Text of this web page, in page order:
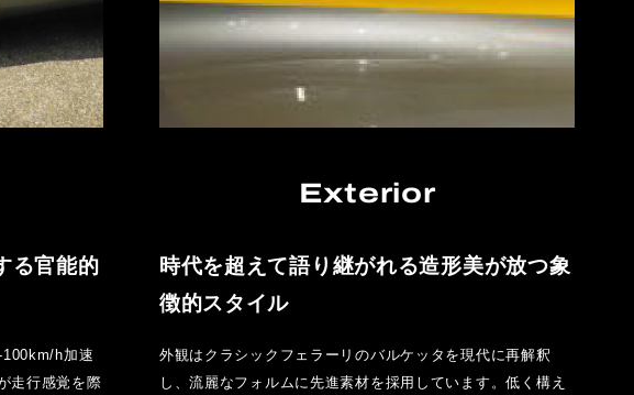
る官能的
h加速
走行感覚を際
Exterior
時代を超えて語り継がれる造形美が放つ象
徴的スタイル
外観はクラシックフェラーリのバルケッタを現代に再解釈
し、流麗なフォルムに先進素材を採用しています。低く構え